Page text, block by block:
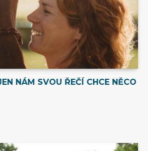
NÁM SVOU ŘEČÍ CHCE NĚCO